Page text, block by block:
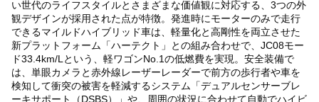
い世代のライフスタイルとさまざまな価値観に対応する、3つの外
観デザインが採用された点が特徴。発進時にモーターのみで走行
できるマイルドハイブリッド車は、軽量化と高剛性を両立させた
新プラットフォーム「ハーテクト」との組み合わせで、JC08モー
ド33.4km/Lという、軽ワゴンNo.1の低燃費を実現。安全装備で
は、単眼カメラと赤外線レーザーレーダーで前方の歩行者や車を
検知して衝突の被害を軽減するシステム「デュアルセンサーブレ
ーキサポート（DSBS）」や、周囲の状況に合わせて自動でハイビ